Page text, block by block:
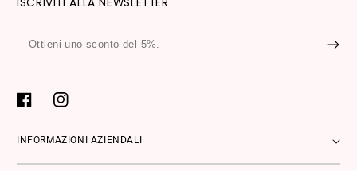
Ottieni
uno
del
FacebookInstagram
INFORMAZIONI AZIENDALI